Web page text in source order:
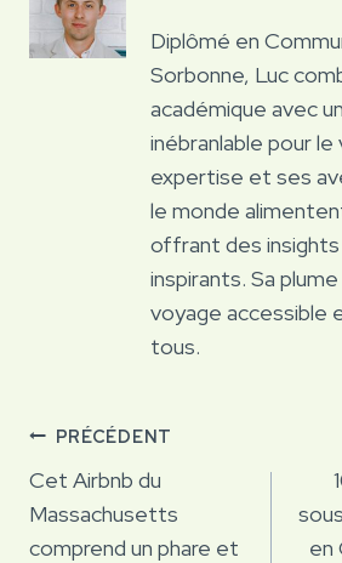
Diplômé en
Sorbonne, Luc
académique avec
inébranlable pour le
expertise et ses
le monde
offrant des
inspirants. Sa
voyage accessible
tous.
Navigation
de
l’article
PRÉCÉDENT
Cet Airbnb du
Massachusetts
comprend un phare et
en